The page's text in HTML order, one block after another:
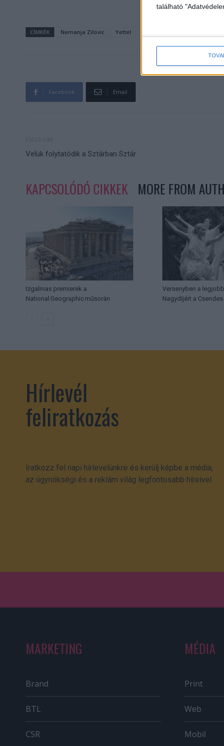
található
CÍMKÉK Nemanja Zilovic Yettel
Facebook Email
Velük folytatódik a Sztárban Sztár
KAPCSOLÓDÓ CIKKEK MORE FROM
Izgalmas premierek a
National Geographic műsorán
Versenyben a
Nagydíjért a
Hírlevél
feliratkozás
Iratkozz fel napi hírlevelünkre és kerülj képbe a média,
az ügynökségi és a reklám világ legfontosabb híreivel.
MARKETING
Brand
BTL
CSR
MÉDIA
Print
Web
Mobil